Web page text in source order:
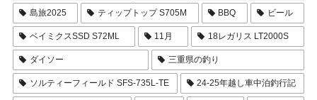
島旅2025 ティップトップ S705M BBQ ビール
ベイミクスSSD S72ML 11月 18レガリス LT2000S
ダイソー 三重県の釣り
ソルティーフィールド SFS-735L-TE 24-25年越し車中泊釣行記